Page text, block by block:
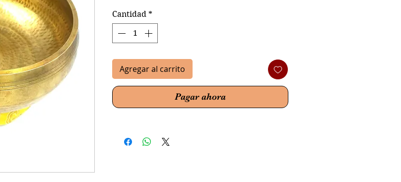
Cantidad *
Agregar al carrito
Pagar ahora